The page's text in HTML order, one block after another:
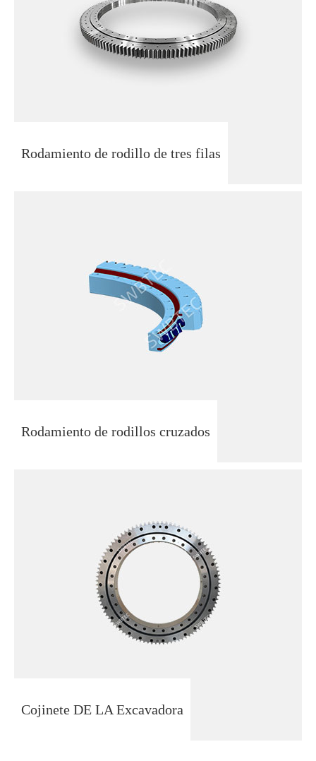
Rodamiento de rodillo de tres filas
Rodamiento de rodillos cruzados
Cojinete DE LA Excavadora